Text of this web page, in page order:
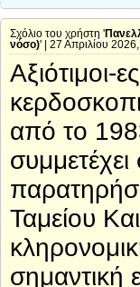
Σχόλιο του χρήστη '
νόσο)' | 27 Απριλίου
από το
Ταμείου
σημαντική